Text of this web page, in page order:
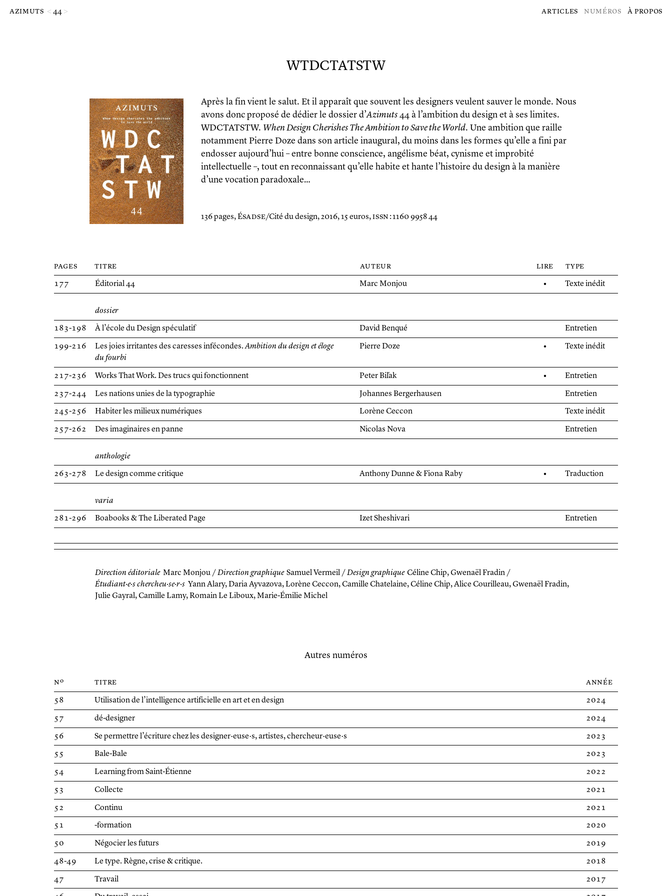
azimuts < 44 > articles numéros à propos
WTDCTATSTW
Après la fin vient le salut. Et il apparaît que souvent les designers veulent sauver le monde. Nous
avons donc proposé de dédier le dossier d’Azimuts44 à l’ambition du design et à ses limites.
WDCTATSTW. When Design Cherishes The Ambition to Save the World. Une ambition que raille
notamment Pierre Doze dans son article inaugural, du moins dans les formes qu’elle a fini par
endosser aujourd’hui – entre bonne conscience, angélisme béat, cynisme et improbité
intellectuelle –, tout en reconnaissant qu’elle habite et hante l’histoire du design à la manière
d’une vocation paradoxale…
136 pages, Ésadse/Cité du design, 2016, 15 euros,issn : 1160 9958 44
pages titre auteur lire type
177 Éditorial 44 Marc Monjou • Texte inédit
dossier
183-198 À l’école du Design spéculatif David Benqué Entretien
199-216 Les joies irritantes des caresses infécondes.Ambition du design et éloge
du fourbi
Pierre Doze • Texte inédit
217-236 Works That Work. Des trucs qui fonctionnent Peter Biľak • Entretien
237-244 Les nations unies de la typographie Johannes Bergerhausen Entretien
245-256 Habiter les milieux numériques Lorène Ceccon Texte inédit
257-262 Des imaginaires en panne Nicolas Nova Entretien
anthologie
263-278 Le design comme critique Anthony Dunne & Fiona Raby • Traduction
varia
281-296 Boabooks & The Liberated Page Izet Sheshivari Entretien
Direction éditoriale Marc Monjou / Direction graphique Samuel Vermeil / Design graphique Céline Chip, Gwenaël Fradin /
Étudiant·e·s chercheu·se·r·s Yann Alary, Daria Ayvazova, Lorène Ceccon, Camille Chatelaine, Céline Chip, Alice Courilleau, Gwenaël Fradin,
Julie Gayral, Camille Lamy, Romain Le Liboux, Marie-Émilie Michel
Autres numéros
nº titre année
58 Utilisation de l’intelligence artificielle en art et en design 2024
57 dé-designer 2024
56 Se permettre l’écriture chez les designer·euse·s, artistes, chercheur·euse·s 2023
55 Bale-Bale 2023
54 Learning from Saint-Étienne 2022
53 Collecte 2021
52 Continu 2021
51 -formation 2020
50 Négocier les futurs 2019
48-49 Le type. Règne, crise & critique. 2018
47 Travail 2017